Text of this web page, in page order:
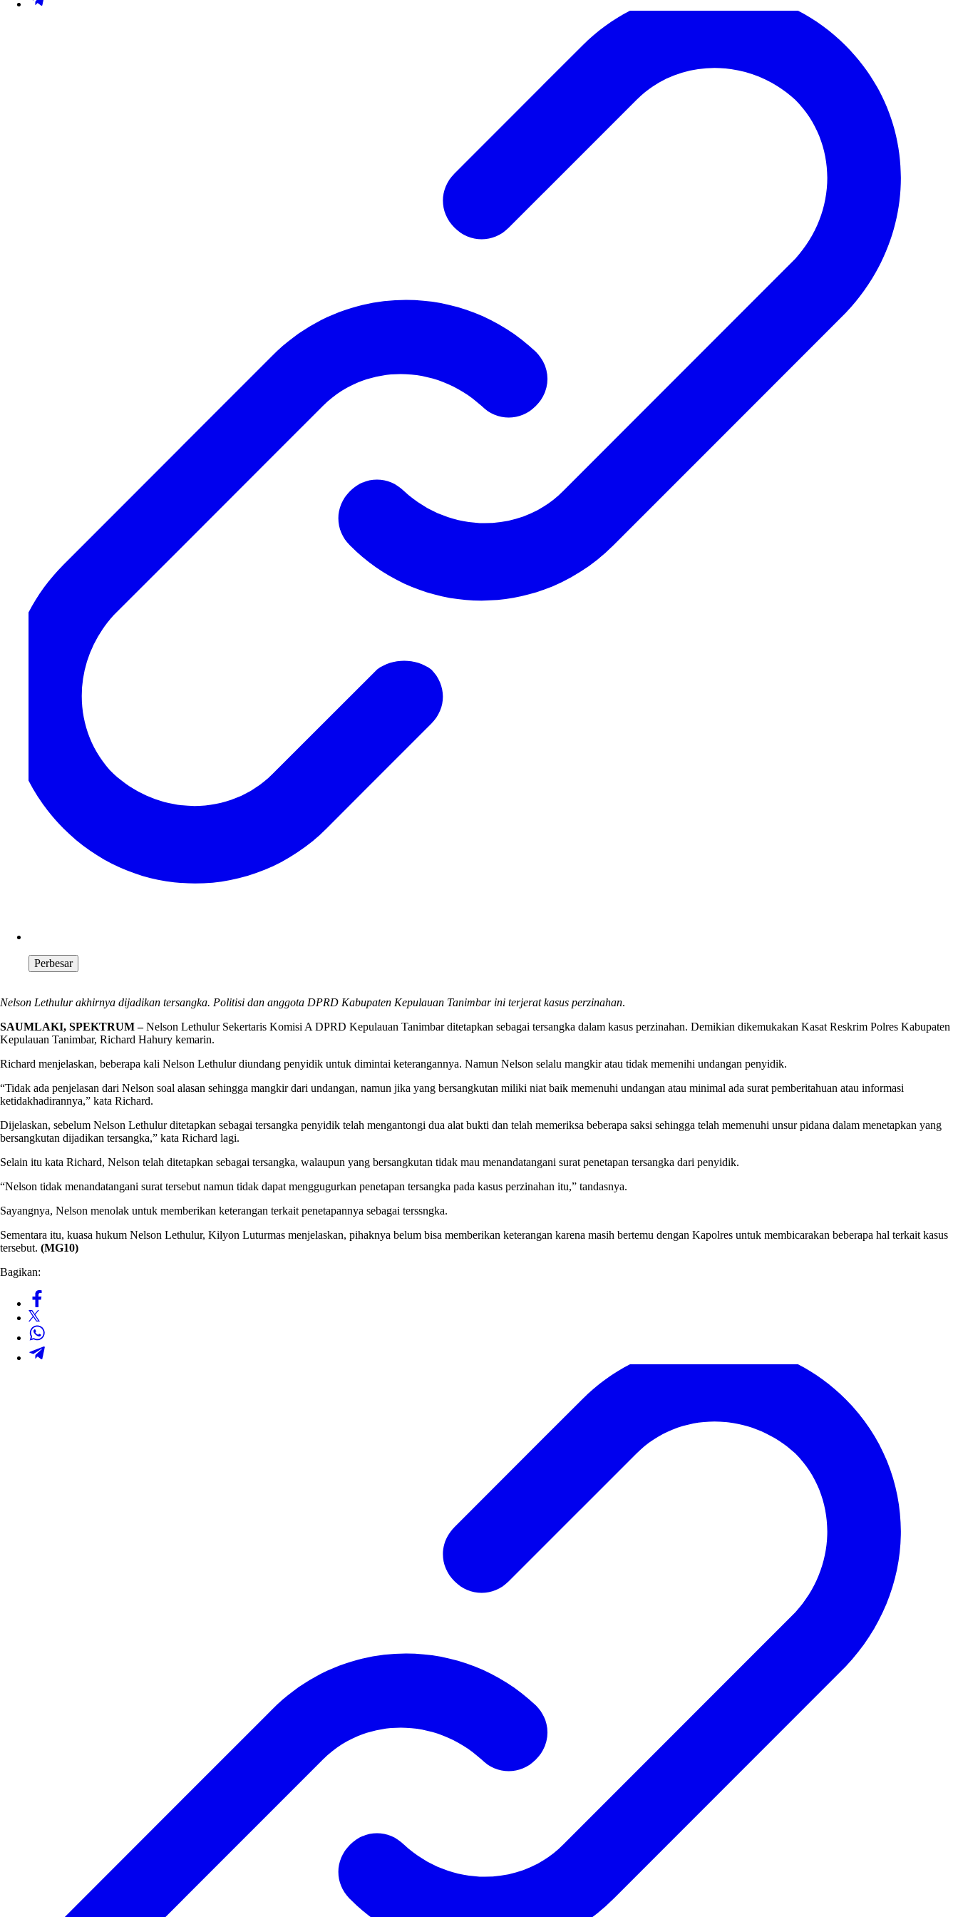
Perbesar
Nelson Lethulur akhirnya dijadikan tersangka. Politisi dan anggota DPRD Kabupaten Kepulauan Tanimbar ini terjerat kasus perzinahan.
SAUMLAKI, SPEKTRUM –Nelson Lethulur Sekertaris Komisi A DPRD Kepulauan Tanimbar ditetapkan sebagai tersangka dalam kasus perzinahan. Demikian dikemukakan Kasat Reskrim Polres Kabupaten
Kepulauan Tanimbar, Richard Hahury kemarin.
Richard menjelaskan, beberapa kali Nelson Lethulur diundang penyidik untuk dimintai keterangannya. Namun Nelson selalu mangkir atau tidak memenihi undangan penyidik.
“Tidak ada penjelasan dari Nelson soal alasan sehingga mangkir dari undangan, namun jika yang bersangkutan miliki niat baik memenuhi undangan atau minimal ada surat pemberitahuan atau informasi
ketidakhadirannya,” kata Richard.
Dijelaskan, sebelum Nelson Lethulur ditetapkan sebagai tersangka penyidik telah mengantongi dua alat bukti dan telah memeriksa beberapa saksi sehingga telah memenuhi unsur pidana dalam menetapkan yang
bersangkutan dijadikan tersangka,” kata Richard lagi.
Selain itu kata Richard, Nelson telah ditetapkan sebagai tersangka, walaupun yang bersangkutan tidak mau menandatangani surat penetapan tersangka dari penyidik.
“Nelson tidak menandatangani surat tersebut namun tidak dapat menggugurkan penetapan tersangka pada kasus perzinahan itu,” tandasnya.
Sayangnya, Nelson menolak untuk memberikan keterangan terkait penetapannya sebagai terssngka.
Sementara itu, kuasa hukum Nelson Lethulur, Kilyon Luturmas menjelaskan, pihaknya belum bisa memberikan keterangan karena masih bertemu dengan Kapolres untuk membicarakan beberapa hal terkait kasus
tersebut. (MG10)
Bagikan: